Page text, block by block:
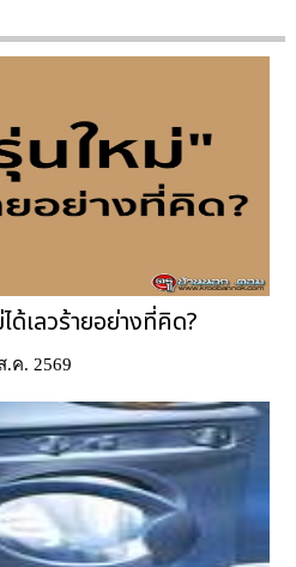
ด้เลวร้ายอย่างที่คิด?
.ค. 2569